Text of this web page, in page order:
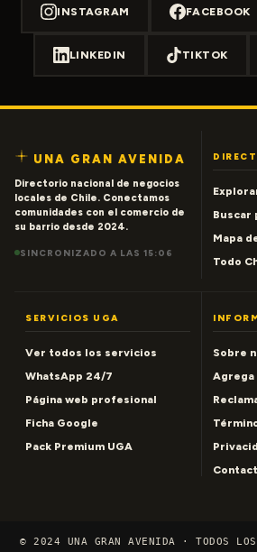
INSTAGRAM FACEBOOK
LINKEDIN TIKTOK
UNA GRAN AVENIDA
Directorio nacional de negocios
locales de Chile. Conectamos
comunidades con el comercio de
su barrio desde 2024.
SINCRONIZADO A LAS 15:06
Buscar
Mapa
Todo
SERVICIOS UGA
Ver todos los servicios
WhatsApp 24/7
Página web profesional
Ficha Google
Pack Premium UGA
Sobre
Agrega
© 2024 UNA GRAN AVENIDA · TODOS LOS